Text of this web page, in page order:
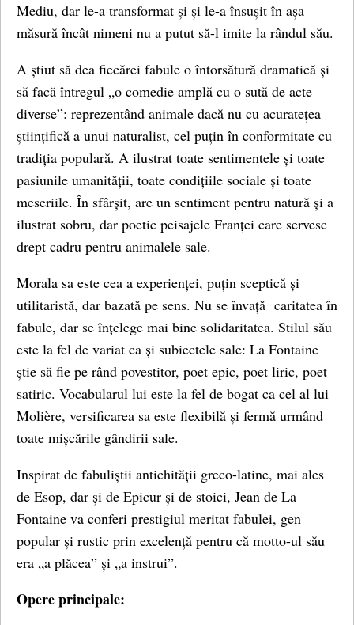
Mediu, dar le-a transformat și și le-a însușit în așa
măsură încât nimeni nu a putut să-l imite la rândul său.
A știut să dea fiecărei fabule o întorsătură dramatică și
să facă întregul „o comedie amplă cu o sută de acte
diverse”: reprezentând animale dacă nu cu acuratețea
științifică a unui naturalist, cel puțin în conformitate cu
tradiția populară. A ilustrat toate sentimentele și toate
pasiunile umanității, toate condițiile sociale și toate
meseriile. În sfârșit, are un sentiment pentru natură și a
ilustrat sobru, dar poetic peisajele Franței care servesc
drept cadru pentru animalele sale.
Morala sa este cea a experienței, puțin sceptică și
utilitaristă, dar bazată pe sens. Nu se învață caritatea în
fabule, dar se înțelege mai bine solidaritatea. Stilul său
este la fel de variat ca și subiectele sale: La Fontaine
știe să fie pe rând povestitor, poet epic, poet liric, poet
satiric. Vocabularul lui este la fel de bogat ca cel al lui
Molière, versificarea sa este flexibilă și fermă urmând
toate mișcările gândirii sale.
Inspirat de fabuliștii antichității greco-latine, mai ales
de Esop, dar și de Epicur și de stoici, Jean de La
Fontaine va conferi prestigiul meritat fabulei, gen
popular și rustic prin excelență pentru că motto-ul său
era „a plăcea” și „a instrui”.
Opere principale: